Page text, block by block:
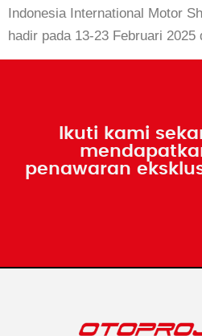
Indonesia International Motor
hadir pada 13-23 Februari
Ikuti kami
penawaran